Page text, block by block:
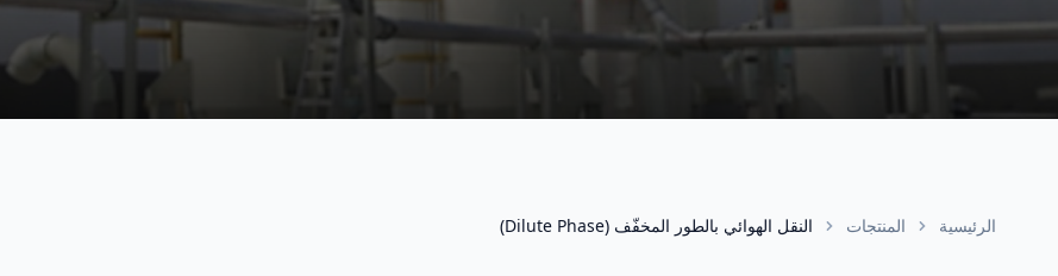
الرئيسية المنتجات النقل الهوائي بالطور المخفّف (Dilute Phase)